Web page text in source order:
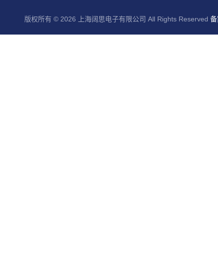
版权所有 © 2026 上海阔思电子有限公司 All Rights Reserved